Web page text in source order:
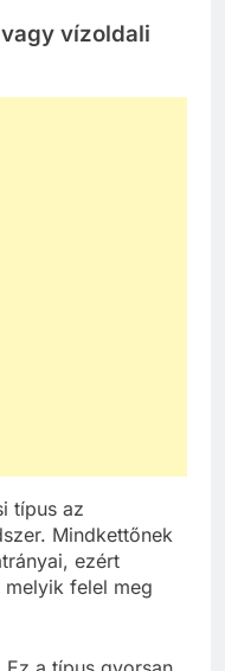
vízoldali
típus az
Mindkettőnek
ezért
melyik felel meg